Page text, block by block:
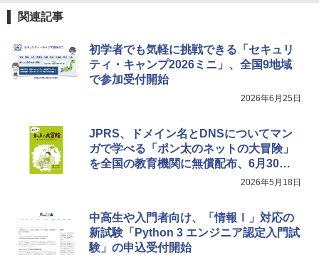
関連記事
初学者でも気軽に挑戦できる「セキュリ
ティ・キャンプ2026ミニ」、全国9地域
で参加受付開始
2026年6月25日
JPRS、ドメイン名とDNSについてマン
ガで学べる「ポン太のネットの大冒険」
を全国の教育機関に無償配布、6月30日
2026年5月18日
中高生や入門者向け、「情報Ⅰ」対応の
新試験「Python 3 エンジニア認定入門試
験」の申込受付開始